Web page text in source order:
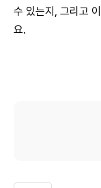
수 있는지, 그리고
요.